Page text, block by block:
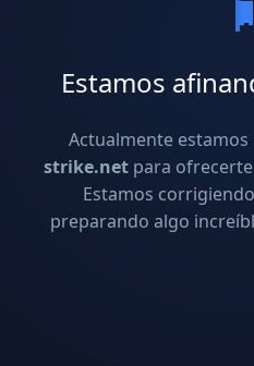
Estamos
Actualmente
strike.netpara ofrecerte
Estamos
preparando algo